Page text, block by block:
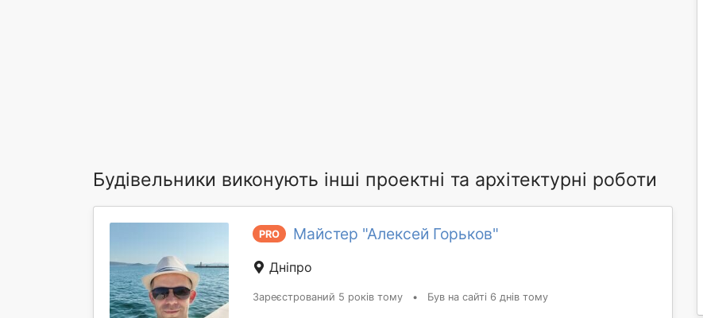
Будівельники виконують інші проектні та архітектурні роботи
PRO Майстер "Алексей Горьков"
Дніпро
Зареєстрований 5 років тому • Був на сайті 6 днів тому